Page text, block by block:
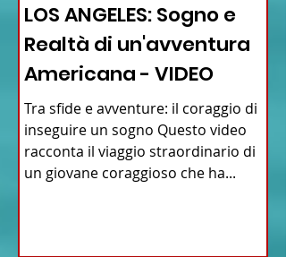
LOS ANGELES: Sogno e
Realtà di un'avventura
Americana - VIDEO
Tra sfide e avventure: il coraggio di
inseguire un sogno Questo video
racconta il viaggio straordinario di
un giovane coraggioso che ha...